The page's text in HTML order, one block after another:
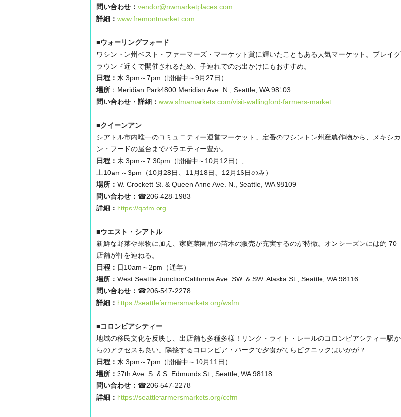
問い合わせ： vendor@nwmarketplaces.com
詳細： www.fremontmarket.com
■ウォーリングフォード
ワシントン州ベスト・ファーマーズ・マーケット賞に輝いたこともある人気マーケット。プレイグ
ラウンド近くで開催されるため、子連れでのお出かけにもおすすめ。
日程： 水 3pm～7pm（開催中～9月27日）
場所：Meridian Park4800 Meridian Ave. N., Seattle, WA 98103
問い合わせ・詳細： www.sfmamarkets.com/visit-wallingford-farmers-market
■クイーンアン
シアトル市内唯一のコミュニティー運営マーケット。定番のワシントン州産農作物から、メキシカ
ン・フードの屋台までバラエティー豊か。
日程： 木 3pm～7:30pm（開催中～10月12日）、
土10am～3pm（10月28日、11月18日、12月16日のみ）
場所： W. Crockett St. & Queen Anne Ave. N., Seattle, WA 98109
問い合わせ： ☎206-428-1983
詳細： https://qafm.org
■ウエスト・シアトル
新鮮な野菜や果物に加え、家庭菜園用の苗木の販売が充実するのが特徴。オンシーズンには約 70
店舗が軒を連ねる。
日程： 日10am～2pm（通年）
場所： West Seattle JunctionCalifornia Ave. SW. & SW. Alaska St., Seattle, WA 98116
問い合わせ： ☎︎206-547-2278
詳細： https://seattlefarmersmarkets.org/wsfm
■コロンビアシティー
地域の移民文化を反映し、出店舗も多種多様！リンク・ライト・レールのコロンビアシティー駅か
らのアクセスも良い。隣接するコロンビア・パークで夕食がてらピクニックはいかが？
日程： 水 3pm～7pm（開催中～10月11日）
場所： 37th Ave. S. & S. Edmunds St., Seattle, WA 98118
問い合わせ： ☎206-547-2278
詳細： https://seattlefarmersmarkets.org/ccfm